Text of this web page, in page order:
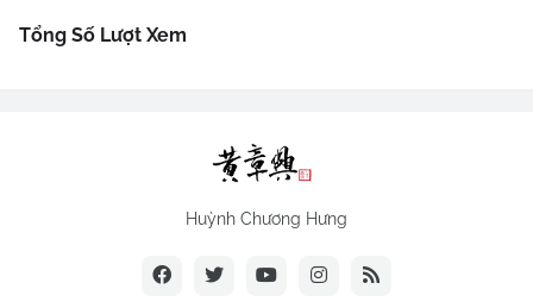
Tổng Số Lượt Xem
Huỳnh Chương Hưng